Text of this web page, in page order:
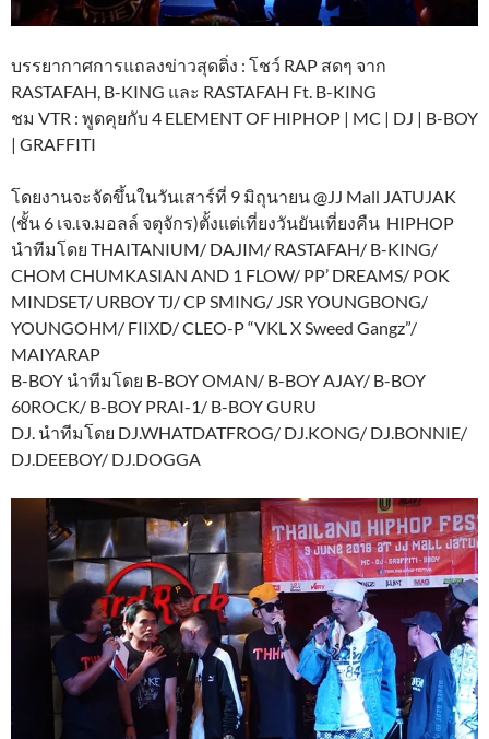
บรรยากาศการแถลงข่าวสุดติ่ง : โชว์ RAP สดๆ จาก
RASTAFAH, B-KING และ RASTAFAH Ft. B-KING
ชม VTR : พูดคุยกับ 4 ELEMENT OF HIPHOP | MC | DJ | B-BOY
| GRAFFITI
โดยงานจะจัดขึ้นในวันเสาร์ที่ 9 มิถุนายน @JJ Mall JATUJAK
(ชั้น 6 เจ.เจ.มอลล์ จตุจักร)ตั้งแต่เที่ยงวันยันเที่ยงคืน HIPHOP
นำทีมโดย THAITANIUM/ DAJIM/ RASTAFAH/ B-KING/
CHOM CHUMKASIAN AND 1 FLOW/ PP’ DREAMS/ POK
MINDSET/ URBOY TJ/ CP SMING/ JSR YOUNGBONG/
YOUNGOHM/ FIIXD/ CLEO-P “VKL X Sweed Gangz”/
MAIYARAP
B-BOY นำทีมโดย B-BOY OMAN/ B-BOY AJAY/ B-BOY
60ROCK/ B-BOY PRAI-1/ B-BOY GURU
DJ. นำทีมโดย DJ.WHATDATFROG/ DJ.KONG/ DJ.BONNIE/
DJ.DEEBOY/ DJ.DOGGA